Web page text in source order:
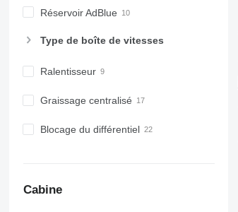
Réservoir AdBlue
Type de boîte de vitesses
Ralentisseur
Graissage centralisé
Blocage du différentiel
Cabine